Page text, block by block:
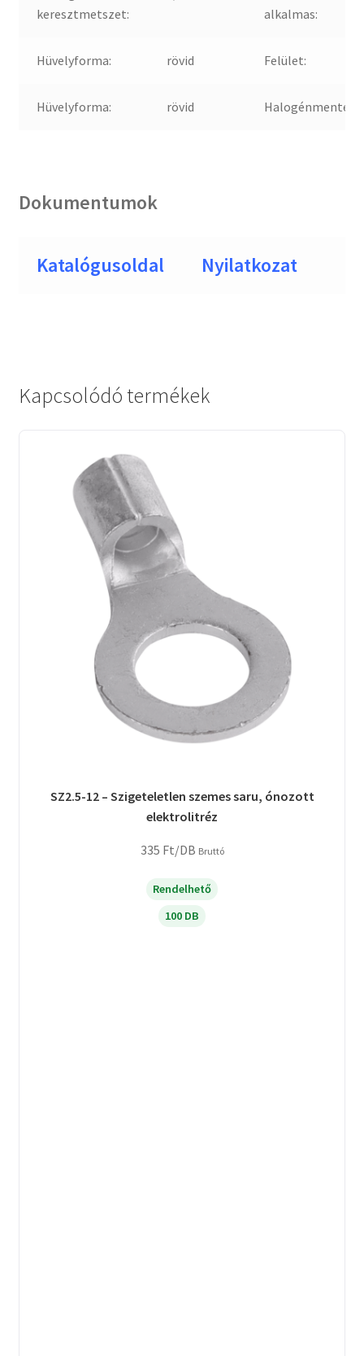
keresztmetszet:
alkalmas:
Hüvelyforma: rövid Felület:
Hüvelyforma: rövid Halogénmentes:
Dokumentumok
Katalógusoldal Nyilatkozat
Kapcsolódó termékek
SZ2.5-12 – Szigeteletlen szemes saru, ónozott
elektrolitréz
335 Ft/DB Bruttó
Rendelhető
100 DB